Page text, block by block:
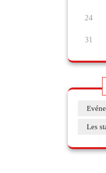
24
31
Les